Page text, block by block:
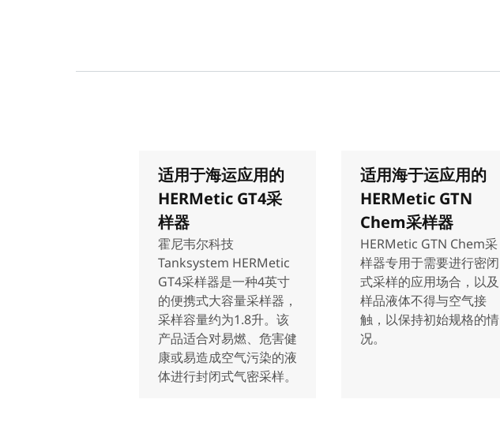
适用于海运应用的
HERMetic GT4采
样器
霍尼韦尔科技
Tanksystem HERMetic
GT4采样器是一种4英寸
的便携式大容量采样器，
采样容量约为1.8升。该
产品适合对易燃、危害健
康或易造成空气污染的液
体进行封闭式气密采样。
适用海于运应用的
HERMetic GTN
Chem采样器
HERMetic GTN Chem采
样器专用于需要进行密闭
式采样的应用场合，以及
样品液体不得与空气接
触，以保持初始规格的情
况。